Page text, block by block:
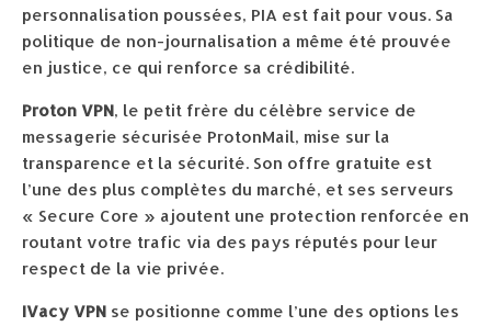
personnalisation poussées, PIA est fait pour vous. Sa
politique de non-journalisation a même été prouvée
en justice, ce qui renforce sa crédibilité.
Proton VPN, le petit frère du célèbre service de
messagerie sécurisée ProtonMail, mise sur la
transparence et la sécurité. Son offre gratuite est
l’une des plus complètes du marché, et ses serveurs
« Secure Core » ajoutent une protection renforcée en
routant votre trafic via des pays réputés pour leur
respect de la vie privée.
IVacy VPN se positionne comme l’une des options les